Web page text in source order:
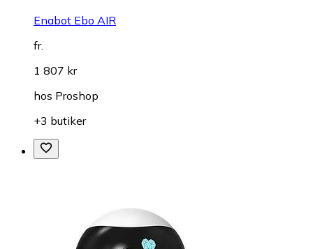
Enabot Ebo AIR
fr.
1 807 kr
hos Proshop
+3 butiker